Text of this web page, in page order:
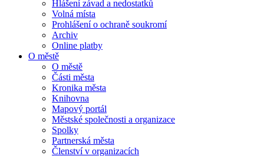
Hlášení závad a nedostatků
Volná místa
Prohlášení o ochraně soukromí
Archiv
Online platby
O městě
O městě
Části města
Kronika města
Knihovna
Mapový portál
Městské společnosti a organizace
Spolky
Partnerská města
Členství v organizacích